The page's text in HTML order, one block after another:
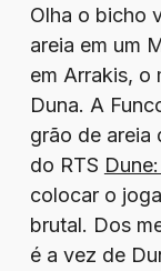
Olha o bicho
areia em um
em Arrakis, o
Duna. A
grão de areia
do RTS
colocar o
brutal. Dos
é a vez de